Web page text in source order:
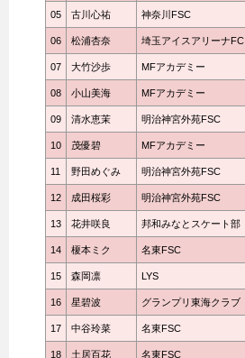
05 古川心祐 神奈川FSC
06 松浦杏奈 埼玉アイスアリーナFC
07 大竹沙歩 MFアカデミー
08 小山美海 MFアカデミー
09 清水恵茉 明治神宮外苑FSC
10 茂優碧 MFアカデミー
11 野田めぐみ 明治神宮外苑FSC
12 成田桜彩 明治神宮外苑FSC
13 花井咲良 邦和みなとスケート部
14 榎本ミク 名東FSC
15 森岡凛 LYS
16 星碧波 グランプリ東海クラブ
17 中谷玲菜 名東FSC
18 土居百花 名東FSC